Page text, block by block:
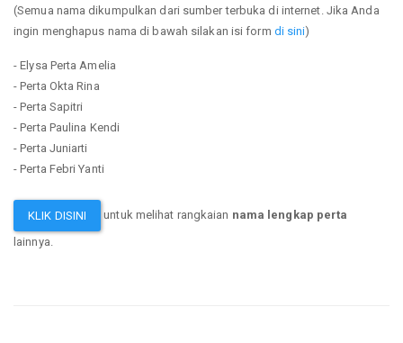
(Semua nama dikumpulkan dari sumber terbuka di internet. Jika Anda
ingin menghapus nama di bawah silakan isi form di sini)
- Elysa Perta Amelia
- Perta Okta Rina
- Perta Sapitri
- Perta Paulina Kendi
- Perta Juniarti
- Perta Febri Yanti
KLIK DISINI untuk melihat rangkaian nama lengkap perta
lainnya.